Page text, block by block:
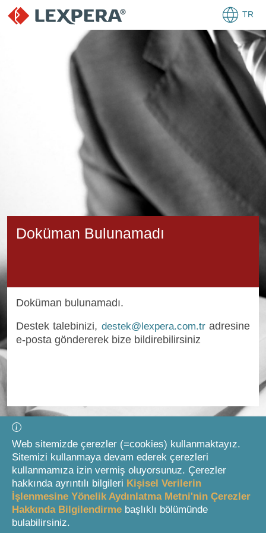
TR
Doküman Bulunamadı
Doküman bulunamadı.
Destek talebinizi, destek@lexpera.com.tradresine
e-posta göndererek bize bildirebilirsiniz
Web sitemizde çerezler (=cookies) kullanmaktayız.
Sitemizi kullanmaya devam ederek çerezleri
kullanmamıza izin vermiş oluyorsunuz. Çerezler
hakkında ayrıntılı bilgileri Kişisel Verilerin
İşlenmesine Yönelik Aydınlatma Metni'nin Çerezler
Hakkında Bilgilendirme başlıklı bölümünde
bulabilirsiniz.